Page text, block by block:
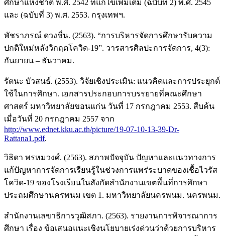
ศึกษาแห่งชาติ พ.ศ. 2542 ที่แก้ไขเพิ่มเติม (ฉบับที่ 2) พ.ศ. 2545
และ (ฉบับที่ 3) พ.ศ. 2553. กรุงเทพฯ.
พัชราภรณ์ ดวงชื่น. (2563). “การบริหารจัดการศึกษารับความ
ปกติใหม่หลังวิกฤตโควิด-19”. วารสารศิลปะการจัดการ, 4(3):
กันยายน – ธันวาคม.
รัตนะ บัวสนธ์. (2553). วิจัยเชิงประเมิน: แนวคิดและการประยุกต์
ใช้ในการศึกษา. เอกสารประกอบการบรรยายที่คณะศึกษา
ศาสตร์ มหาวิทยาลัยขอนแก่น วันที่ 17 กรกฎาคม 2553. สืบค้น
เมื่อวันที่ 20 กรกฎาคม 2557 จาก
http://www.ednet.kku.ac.th/picture/19-07-10-13-39-Dr-
Rattana1.pdf.
วิธิดา พรหมวงศ์. (2563). สภาพปัจจุบัน ปัญหาและแนวทางการ
แก้ปัญหาการจัดการเรียนรู้ในช่วงการแพร่ระบาดของเชื้อไวรัส
โควิด-19 ของโรงเรียนในสังกัดสำนักงานเขตพื้นที่การศึกษา
ประถมศึกษานครพนม เขต 1. มหาวิทยาลัยนครพนม. นครพนม.
สำนักงานเลขาธิการวุฒิสภา. (2563). รายงานการพิจารณาการ
ศึกษา เรื่อง ข้อเสนอแนะเชิงนโยบายเร่งด่วนว่าด้วยการบริหาร